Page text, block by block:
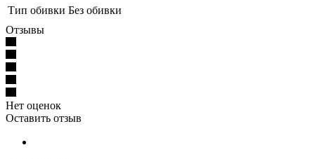
Тип обивки Без обивки
Отзывы
Нет оценок
Оставить отзыв